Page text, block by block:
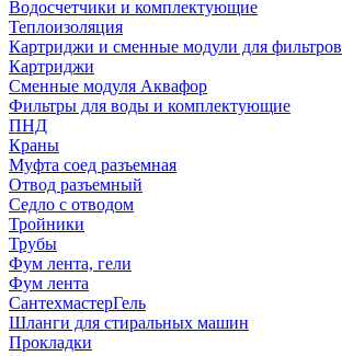
Водосчетчики и комплектующие
Теплоизоляция
Картриджи и сменные модули для фильтров
Картриджи
Сменные модуля Аквафор
Фильтры для воды и комплектующие
ПНД
Краны
Муфта соед разъемная
Отвод разъемный
Седло с отводом
Тройники
Трубы
Фум лента, гели
Фум лента
СантехмастерГель
Шланги для стиральных машин
Прокладки